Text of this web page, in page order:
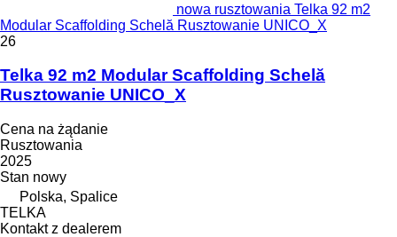
nowa rusztowania Telka 92 m2
Modular Scaffolding Schelă Rusztowanie UNICO_X
26
Telka 92 m2 Modular Scaffolding Schelă
Rusztowanie UNICO_X
Cena na żądanie
Rusztowania
2025
Stan nowy
Polska, Spalice
TELKA
Kontakt z dealerem